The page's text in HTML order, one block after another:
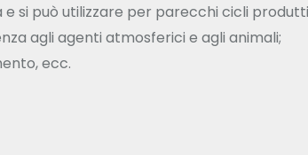
e si può utilizzare per parecchi cicli
agli agenti atmosferici e agli animali;
ecc.